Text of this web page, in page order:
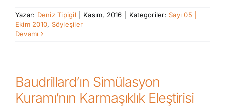
Yazar: Deniz Tipigil Kasım, 2016 Kategoriler: Sayı 05 |
Ekim 2010, Söyleşiler
Devamı
Baudrillard’ın Simülasyon
Kuramı’nın Karmaşıklık Eleştirisi